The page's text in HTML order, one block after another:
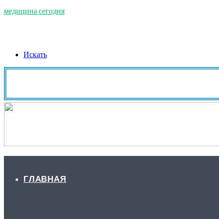
медицина сегодня
Искать
ГЛАВНАЯ